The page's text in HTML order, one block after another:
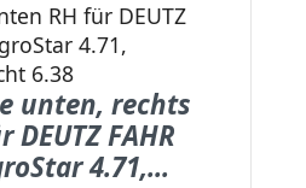
RH für DEUTZ
4.71,
6.38
unten, rechts
FAHR
4.71,...